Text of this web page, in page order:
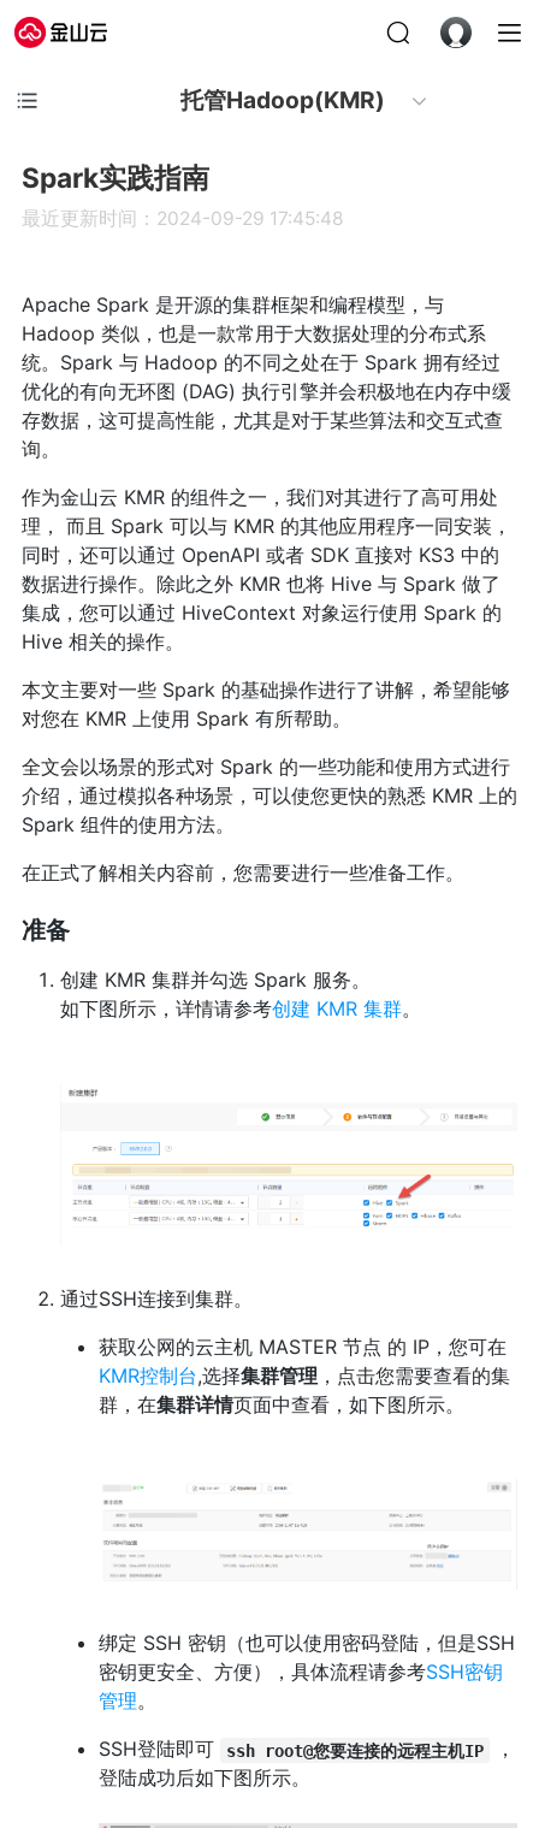
托管Hadoop(KMR)
Spark实践指南
最近更新时间：2024-09-29 17:45:48
Apache Spark 是开源的集群框架和编程模型，与
Hadoop 类似，也是一款常用于大数据处理的分布式系
统。Spark 与 Hadoop 的不同之处在于 Spark 拥有经过
优化的有向无环图 (DAG) 执行引擎并会积极地在内存中缓
存数据，这可提高性能，尤其是对于某些算法和交互式查
询。
作为金山云 KMR 的组件之一，我们对其进行了高可用处
理， 而且 Spark 可以与 KMR 的其他应用程序一同安装，
同时，还可以通过 OpenAPI 或者 SDK 直接对 KS3 中的
数据进行操作。除此之外 KMR 也将 Hive 与 Spark 做了
集成，您可以通过 HiveContext 对象运行使用 Spark 的
Hive 相关的操作。
本文主要对一些 Spark 的基础操作进行了讲解，希望能够
对您在 KMR 上使用 Spark 有所帮助。
全文会以场景的形式对 Spark 的一些功能和使用方式进行
介绍，通过模拟各种场景，可以使您更快的熟悉 KMR 上的
Spark 组件的使用方法。
在正式了解相关内容前，您需要进行一些准备工作。
准备
创建 KMR 集群并勾选 Spark 服务。
如下图所示，详情请参考创建 KMR 集群。
通过SSH连接到集群。
获取公网的云主机 MASTER 节点 的 IP，您可在
KMR控制台,选择集群管理 ，点击您需要查看的集
群，在集群详情页面中查看，如下图所示。
绑定 SSH 密钥（也可以使用密码登陆，但是SSH
密钥更安全、方便），具体流程请参考SSH密钥
管理。
SSH登陆即可
ssh root@您要连接的远程主机IP
，
登陆成功后如下图所示。